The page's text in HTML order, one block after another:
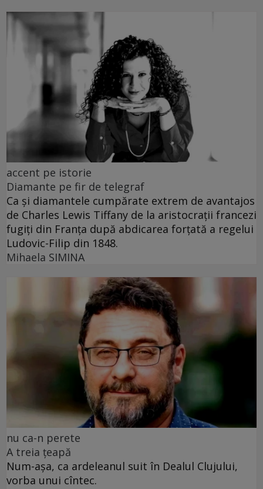
accent pe istorie
Diamante pe fir de telegraf
Ca și diamantele cumpărate extrem de avantajos
de Charles Lewis Tiffany de la aristocrații francezi
fugiți din Franța după abdicarea forțată a regelui
Ludovic-Filip din 1848.
Mihaela SIMINA
nu ca-n perete
A treia țeapă
Num-așa, ca ardeleanul suit în Dealul Clujului,
vorba unui cîntec.